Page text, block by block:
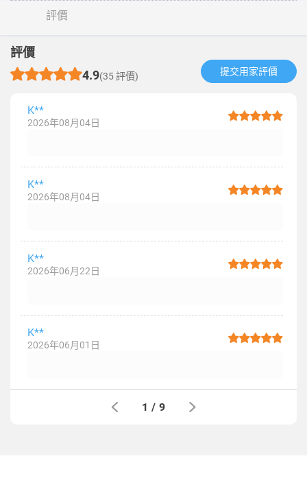
評價
評價
4.9(35 評價) 提交用家評價​
K**
2026年08月04日
K**
2026年08月04日
K**
2026年06月22日
K**
2026年06月01日
1 / 9